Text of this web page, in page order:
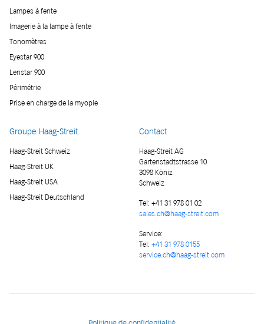
Lampes à fente
Imagerie à la lampe à fente
Tonomètres
Eyestar 900
Lenstar 900
Périmétrie
Prise en charge de la myopie
Groupe Haag-Streit
Haag-Streit Schweiz
Haag-Streit UK
Haag-Streit USA
Haag-Streit Deutschland
Contact
Haag-Streit AG
Gartenstadtstrasse 10
3098 Köniz
Schweiz
Tel: +41 31 978 01 02
sales.ch@haag-streit.com
Service:
Tel: +41 31 978 0155
service.ch@haag-streit.com